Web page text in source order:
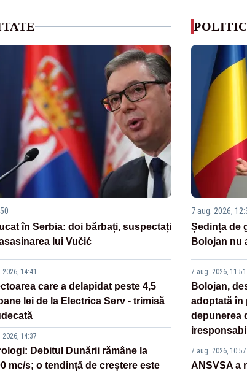
în Serbia: doi bărbați, suspectați
lui Vučić
14:41
care a delapidat peste 4,5
lei de la Electrica Serv - trimisă
2026, 14:37
Debitul Dunării rămâne la
mc/s; o tendință de creștere este
7 aug. 2026,
Ședința de
Bolojan nu
7 aug. 2026, 11:51
Bolojan,
adoptată în
depunerea
7 aug. 2026, 10:57
ANSVSA a